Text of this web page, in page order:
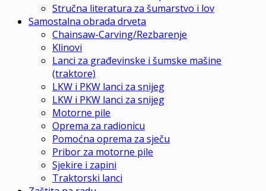
Stručna literatura za šumarstvo i lov
Samostalna obrada drveta
Chainsaw-Carving/Rezbarenje
Klinovi
Lanci za građevinske i šumske mašine
(traktore)
LKW i PKW lanci za snijeg
LKW i PKW lanci za snijeg
Motorne pile
Oprema za radionicu
Pomoćna oprema za sječu
Pribor za motorne pile
Sjekire i zapini
Traktorski lanci